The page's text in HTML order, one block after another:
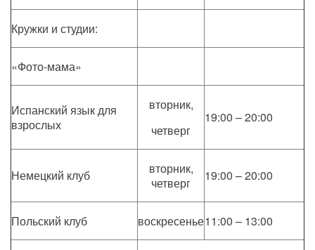
Кружки и студии:
«Фото-мама»
Испанский язык для
взрослых
вторник,
четверг
19:00 – 20:00
Немецкий клуб
вторник,
четверг
19:00 – 20:00
Польский клуб воскресенье11:00 – 13:00